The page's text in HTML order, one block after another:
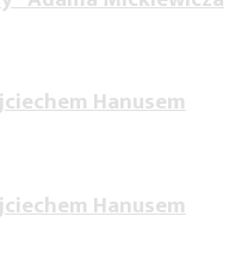
Hanusem
Hanusem